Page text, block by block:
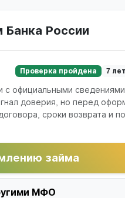
России
Проверка пройдена 7
с официальными сведениями
доверия, но перед
сроки возврата и
займа
МФО